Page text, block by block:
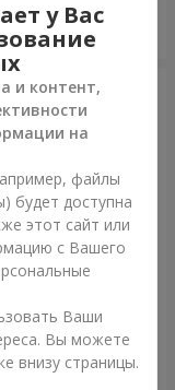
Заказать
очарованье"
у Вас
и контент,
на
файлы
будет доступна
этот сайт или
с Вашего
Ваши
Вы можете
внизу страницы.